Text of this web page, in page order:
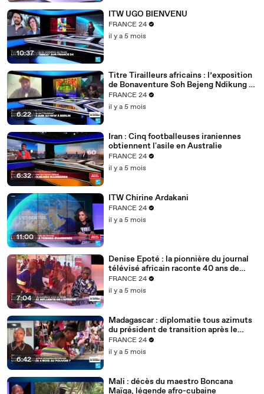
10:37
ITW UGO BIENVENU
FRANCE 24
il y a 5 mois
6:22
Titre Tirailleurs africains : l’exposition
de Bonaventure Soh Bejeng Ndikung à
Berlin
FRANCE 24
il y a 5 mois
6:32
Iran : Cinq footballeuses iraniennes
obtiennent l'asile en Australie
FRANCE 24
il y a 5 mois
11:00
ITW Chirine Ardakani
FRANCE 24
il y a 5 mois
7:04
Denise Epoté : la pionnière du journal
télévisé africain raconte 40 ans de
carrière
FRANCE 24
il y a 5 mois
6:42
Madagascar : diplomatie tous azimuts
du président de transition après le
putsch
FRANCE 24
il y a 5 mois
Mali : décès du maestro Boncana
Maïga, légende afro-cubaine